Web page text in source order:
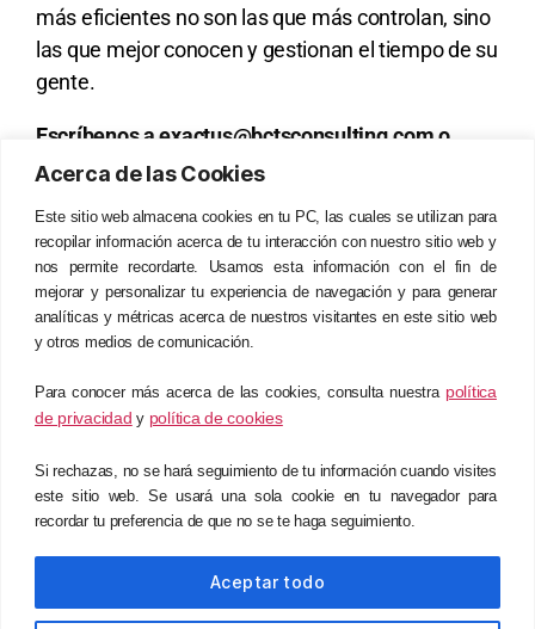
Acerca de las Cookies
Este sitio web almacena cookies en tu PC, las cuales se utilizan para
recopilar información acerca de tu interacción con nuestro sitio web y
nos permite recordarte. Usamos esta información con el fin de
mejorar y personalizar tu experiencia de navegación y para generar
analíticas y métricas acerca de nuestros visitantes en este sitio web
y otros medios de comunicación.
Para conocer más acerca de las cookies, consulta nuestra política
de privacidad y política de cookies
Si rechazas, no se hará seguimiento de tu información cuando visites
este sitio web. Se usará una sola cookie en tu navegador para
recordar tu preferencia de que no se te haga seguimiento.
Aceptar todo
más eficientes no son las que más controlan, sino
las que mejor conocen y gestionan el tiempo de su
gente.
Escríbenos a exactus@bctsconsulting.com o
llámanos al+51 997 500 500
hacia una gestión del tiempo realmente eficiente.
SOLICITA MÁS INFORMACIÓN
© 2024 BCTS Consulting. Todos los derechos reservados.
Política de privacidad. Política de cookies.